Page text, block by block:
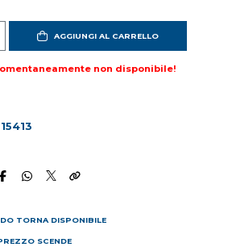
AGGIUNGI AL CARRELLO
non disponibile!
TORNA DISPONIBILE
SCENDE